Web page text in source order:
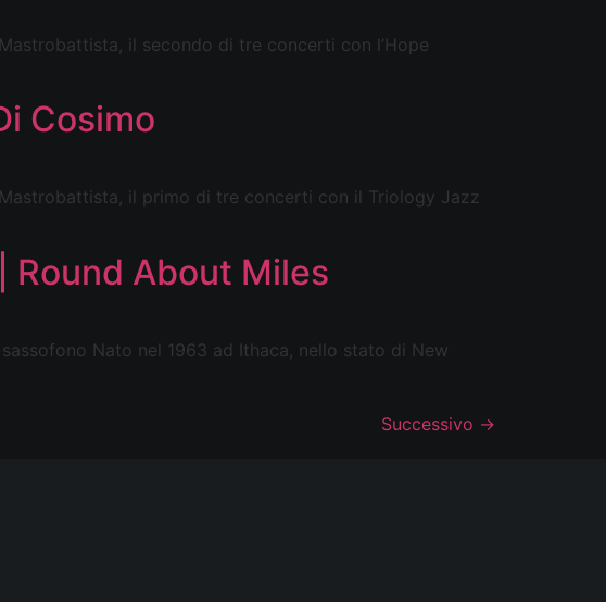
il secondo di tre concerti con l’Hope
Cosimo
Mastrobattista, il primo di tre concerti con il Triology Jazz
Round About Miles
sassofono Nato nel 1963 ad Ithaca, nello stato di New
Successivo →